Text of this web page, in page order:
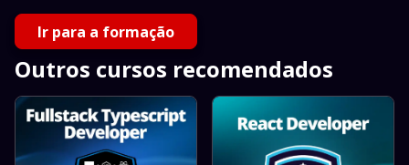
Ir para a formação
Outros cursos recomendados